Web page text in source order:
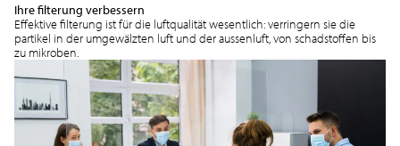
Ihre filterung verbessern
Effektive filterung ist für die luftqualität wesentlich: verringern sie die
partikel in der umgewälzten luft und der aussenluft, von schadstoffen bis
zu mikroben.